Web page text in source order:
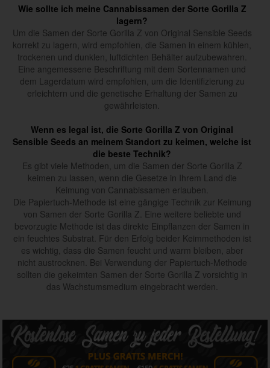
Wie sollte ich meine Cannabissamen der Sorte Gorilla Z
lagern?
Um die Samen der Sorte Gorilla Z von Original Sensible Seeds
korrekt zu lagern, wird empfohlen, die Samen in einem kühlen,
trockenen und dunklen, luftdichten Behälter aufzubewahren.
Eine angemessene Beschriftung mit dem Sortennamen und
dem Lagerdatum wird empfohlen, um die Identifizierung zu
erleichtern und die genetische Erhaltung der Samen zu
gewährleisten.
Wenn es legal ist, die Sorte Gorilla Z von Original
Sensible Seeds an meinem Standort zu keimen, welche ist
die beste Technik?
Es gibt viele Methoden, um die Samen der Sorte Gorilla Z
keimen zu lassen, wenn die Gesetze in Ihrem Land die
Keimung von Cannabissamen erlauben.
Die Papiertuch-Methode ist eine gängige Technik zur Keimung
von Samen der Sorte Gorilla Z. Eine weitere beliebte und
bevorzugte Methode ist das direkte Einpflanzen der Samen in
ein feuchtes Substrat. Für den Erfolg beider Keimmethoden ist
es wichtig, dass die Samen feucht und warm bleiben, aber
nicht austrocknen. Bei Verwendung der Papiertuch-Methode
sollten die gekeimten Samen der Sorte Gorilla Z vorsichtig in
das Wachstumsmedium eingebracht werden.